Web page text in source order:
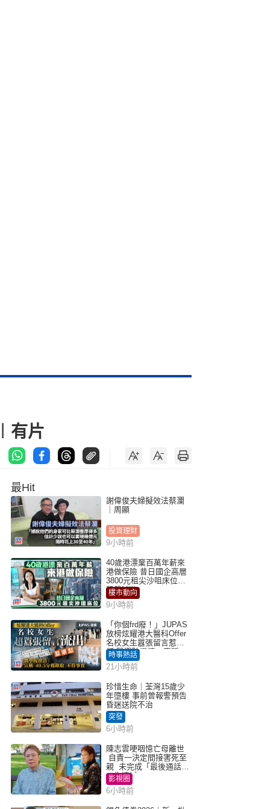
有片
最Hit
謝偉俊夫婦擬效法蔡瀾
｜周顯
投資理財
9小時前
40歲港漂棄百萬年薪來
港做保險 昔日國企高層
3800元租尖沙咀床位｜
租盤Million
樓市動向
9小時前
「你個frd廢！」JUPAS
放榜炫耀港大醫科Offer
名校女生囂張留言惹眾
怒 醫學院澄清：宣稱
「40.5分獲錄取」不符事
實｜Juicy叮
時事熱話
21小時前
珍惜生命｜荃灣15歲少
年墮樓 事前曾報警預告
昏迷送院不治
突發
6小時前
陳志雲哽咽憶亡母離世
自責一決定間接害死至
親 未完成「最後通話」
一生遺憾
影視圈
6小時前